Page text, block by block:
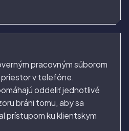
pracovným súborom
v telefóne.
oddeliť jednotlivé
bráni tomu, aby sa
prístupom ku klientskym